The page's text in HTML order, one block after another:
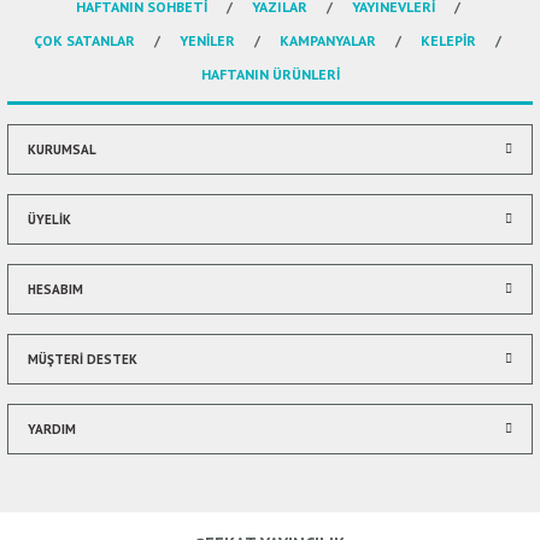
Ürün resmi kalitesiz, bozuk veya görüntülenemiyor.
Ürün açıklamasında eksik bilgiler bulunuyor.
Ürün bilgilerinde hatalar bulunuyor.
Ürün fiyatı diğer sitelerden daha pahalı.
Bu ürüne benzer farklı alternatifler olmalı.
HAFTANIN SOHBETİ YAZILAR
YAYINEVLERİ
ÇOK SATANLAR
YENİLER KAMPANYALAR
KELEPİR
HAFTANIN ÜRÜNLERİ
KURUMSAL
ÜYELİK
HESABIM
MÜŞTERİ DESTEK
YARDIM